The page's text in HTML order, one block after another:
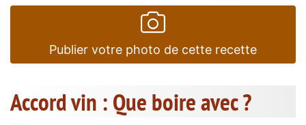
Publier votre photo de cette recette
Accord vin : Que boire avec ?